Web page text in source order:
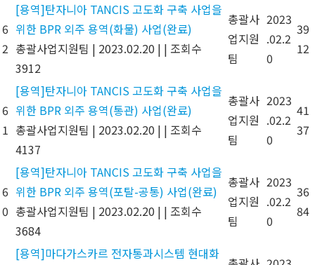
6
2
[용역]탄자니아 TANCIS 고도화 구축 사업을
위한 BPR 외주 용역(화물) 사업(완료)
총괄사업지원팀 | 2023.02.20 | | 조회수
3912
총괄사
업지원
팀
2023
.02.2
0
39
12
6
1
[용역]탄자니아 TANCIS 고도화 구축 사업을
위한 BPR 외주 용역(통관) 사업(완료)
총괄사업지원팀 | 2023.02.20 | | 조회수
4137
총괄사
업지원
팀
2023
.02.2
0
41
37
6
0
[용역]탄자니아 TANCIS 고도화 구축 사업을
위한 BPR 외주 용역(포탈-공통) 사업(완료)
총괄사업지원팀 | 2023.02.20 | | 조회수
3684
총괄사
업지원
팀
2023
.02.2
0
36
84
[용역]마다가스카르 전자통과시스템 현대화